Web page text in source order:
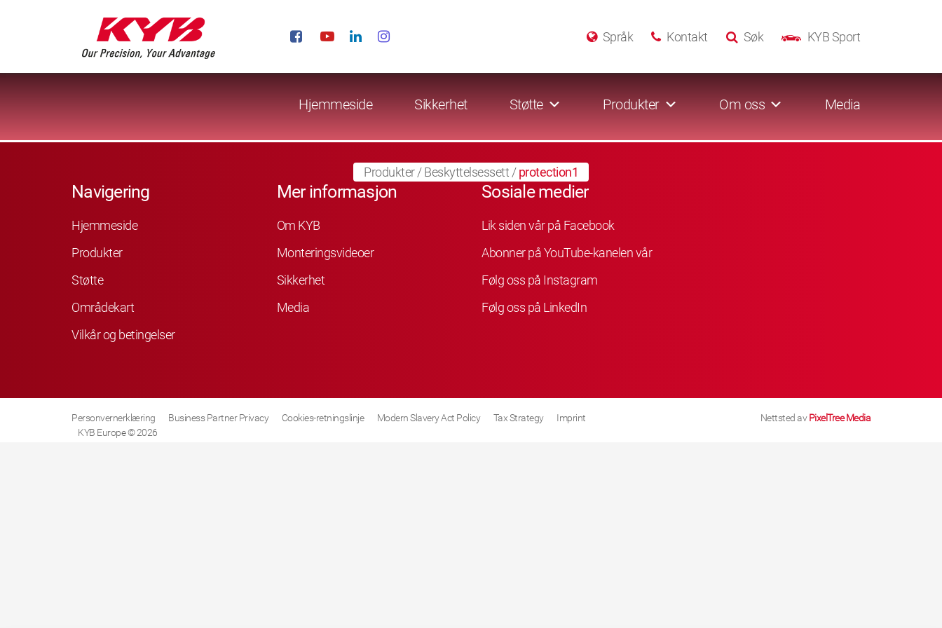
KYB Sport
Søk
Kontakt
Språk
Hjemmeside Sikkerhet Støtte Produkter Om oss Media
Produkter/Beskyttelsessett /protection1
Navigering
Hjemmeside
Produkter
Støtte
Områdekart
Vilkår og betingelser
Mer informasjon
Om KYB
Monteringsvideoer
Sikkerhet
Media
Sosiale medier
Lik siden vår på Facebook
Abonner på YouTube-kanelen vår
Følg oss på Instagram
Følg oss på LinkedIn
Personvernerklæring Business Partner Privacy Cookies-retningslinje Modern Slavery Act Policy Tax Strategy
Imprint
KYB Europe © 2026
Nettsted avPixelTree Media